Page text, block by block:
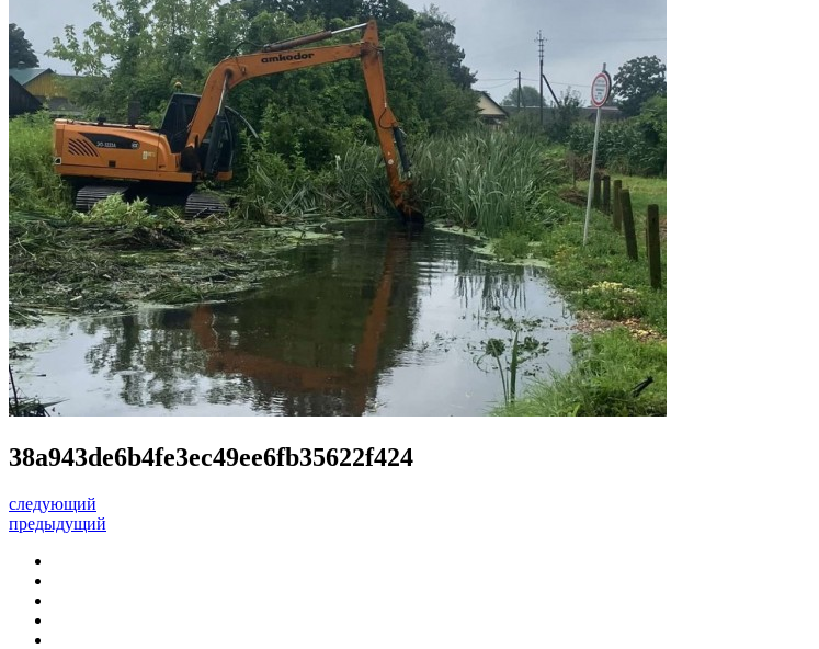
38a943de6b4fe3ec49ee6fb35622f424
следующий
предыдущий